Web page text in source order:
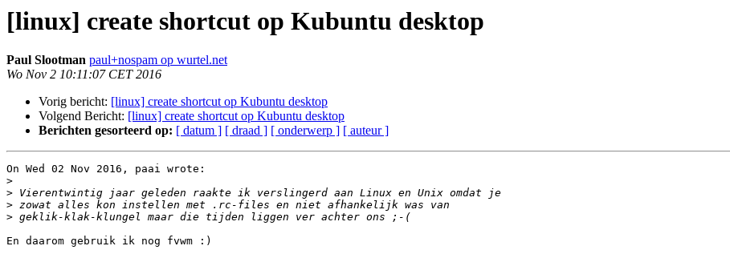
[linux] create shortcut op Kubuntu desktop
Paul Slootman paul+nospam op wurtel.net
Wo Nov 2 10:11:07 CET 2016
Vorig bericht: [linux] create shortcut op Kubuntu desktop
Volgend Bericht: [linux] create shortcut op Kubuntu desktop
Berichten gesorteerd op: [ datum ] [ draad ] [ onderwerp ] [ auteur ]
On Wed 02 Nov 2016, paai wrote:
>
>
>
>
En daarom gebruik ik nog fvwm :)